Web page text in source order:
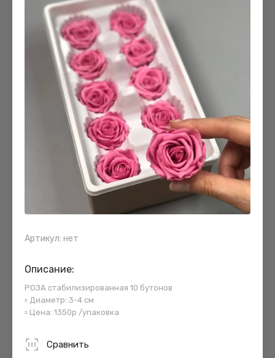
Артикул: нет
Описание:
РОЗА стабилизированная 10 бутонов
▫️ Диаметр: 3-4 см
▫️ Цена: 1350р /упаковка
Сравнить